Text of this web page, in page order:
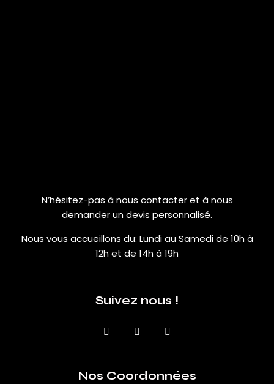
N’hésitez-pas à nous contacter et à nous
demander un devis personnalisé.
Nous vous accueillons du: Lundi au Samedi de 10h à
12h et de 14h à 19h
Suivez nous !
Nos Coordonnées